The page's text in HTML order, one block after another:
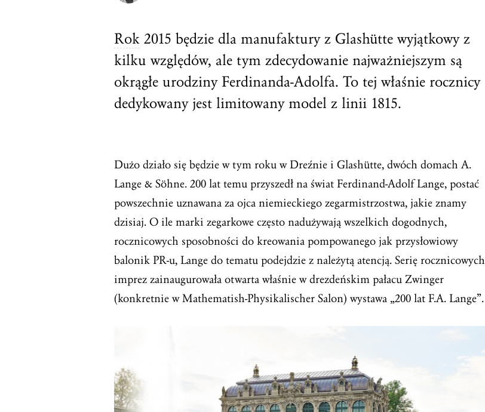
Rok 2015 będzie dla manufaktury z Glashütte wyjątkowy z
kilku względów, ale tym zdecydowanie najważniejszym są
okrągłe urodziny Ferdinanda-Adolfa. To tej właśnie rocznicy
dedykowany jest limitowany model z linii 1815.
Dużo działo się będzie w tym roku w Dreźnie i Glashütte, dwóch domach A.
Lange & Söhne. 200 lat temu przyszedł na świat Ferdinand-Adolf Lange, postać
powszechnie uznawana za ojca niemieckiego zegarmistrzostwa, jakie znamy
dzisiaj. O ile marki zegarkowe często nadużywają wszelkich dogodnych,
rocznicowych sposobności do kreowania pompowanego jak przysłowiowy
balonik PR-u, Lange do tematu podejdzie z należytą atencją. Serię rocznicowych
imprez zainaugurowała otwarta właśnie w drezdeńskim pałacu Zwinger
(konkretnie w Mathematish-Physikalischer Salon) wystawa „200 lat F.A. Lange”.